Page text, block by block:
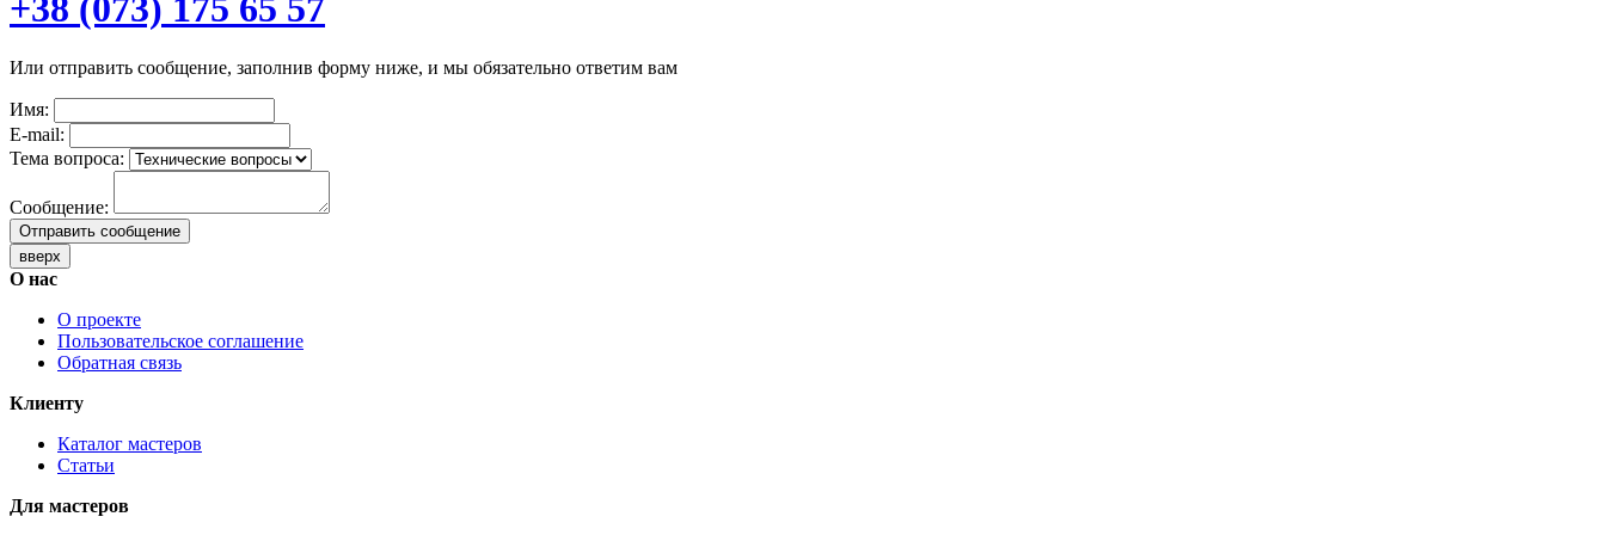
+38 (073) 175 65 57
Или отправить сообщение, заполнив форму ниже, и мы обязательно ответим вам
Имя:
E-mail:
Тема вопроса:
Сообщение:
Отправить сообщение
вверх
О нас
О проекте
Пользовательское соглашение
Обратная связь
Клиенту
Каталог мастеров
Статьи
Для мастеров